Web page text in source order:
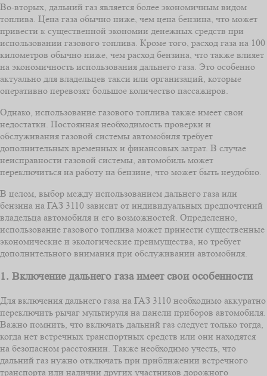
Во-вторых, дальний газ является более экономичным видом
топлива. Цена газа обычно ниже, чем цена бензина, что может
привести к существенной экономии денежных средств при
использовании газового топлива. Кроме того, расход газа на 100
километров обычно ниже, чем расход бензина, что также влияет
на экономичность использования дальнего газа. Это особенно
актуально для владельцев такси или организаций, которые
оперативно перевозят большое количество пассажиров.
Однако, использование газового топлива также имеет свои
недостатки. Постоянная необходимость проверки и
обслуживания газовой системы автомобиля требует
дополнительных временных и финансовых затрат. В случае
неисправности газовой системы, автомобиль может
переключиться на работу на бензине, что может быть неудобно.
В целом, выбор между использованием дальнего газа или
бензина на ГАЗ 3110 зависит от индивидуальных предпочтений
владельца автомобиля и его возможностей. Определенно,
использование газового топлива может принести существенные
экономические и экологические преимущества, но требует
дополнительного внимания при обслуживании автомобиля.
1. Включение дальнего газа имеет свои особенности
Для включения дальнего газа на ГАЗ 3110 необходимо аккуратно
переключить рычаг мультируля на панели приборов автомобиля.
Важно помнить, что включать дальний газ следует только тогда,
когда нет встречных транспортных средств или они находятся
на безопасном расстоянии. Также необходимо учесть, что
дальний газ нужно отключать при приближении встречного
транспорта или наличии других участников дорожного